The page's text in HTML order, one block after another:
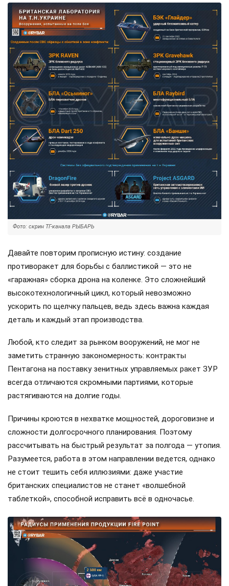
Фото: скрин ТГ-канала РЫБАРЬ
Давайте повторим прописную истину: создание
противоракет для борьбы с баллистикой — это не
«гаражная» сборка дрона на коленке. Это сложнейший
высокотехнологичный цикл, который невозможно
ускорить по щелчку пальцев, ведь здесь важна каждая
деталь и каждый этап производства.
Любой, кто следит за рынком вооружений, не мог не
заметить странную закономерность: контракты
Пентагона на поставку зенитных управляемых ракет ЗУР
всегда отличаются скромными партиями, которые
растягиваются на долгие годы.
Причины кроются в нехватке мощностей, дороговизне и
сложности долгосрочного планирования. Поэтому
рассчитывать на быстрый результат за полгода — утопия.
Разумеется, работа в этом направлении ведется, однако
не стоит тешить себя иллюзиями: даже участие
британских специалистов не станет «волшебной
таблеткой», способной исправить всё в одночасье.